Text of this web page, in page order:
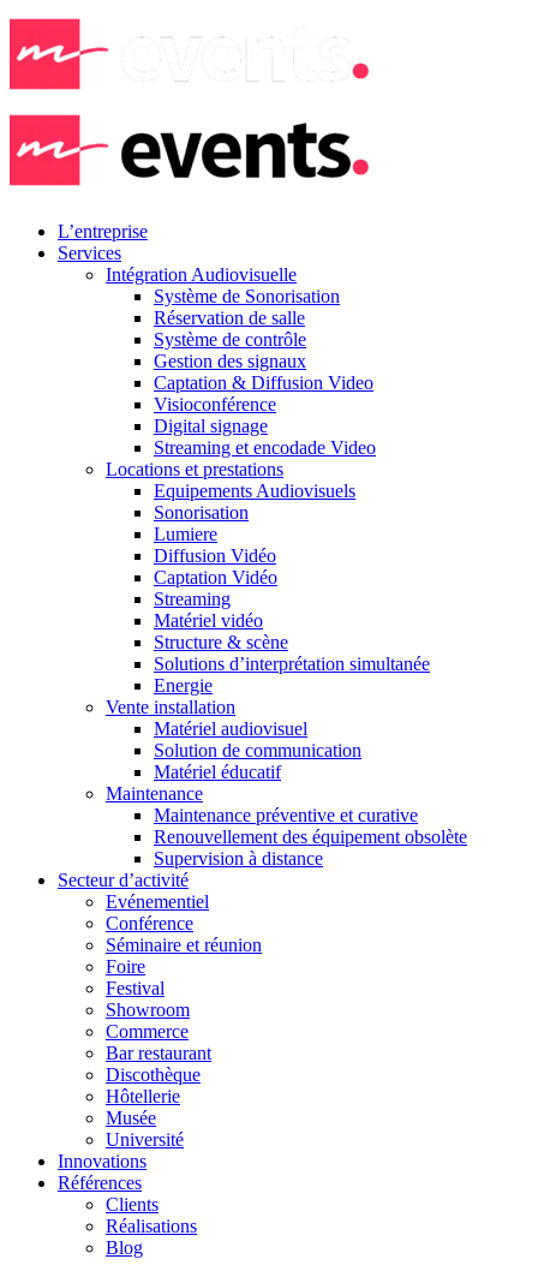
L’entreprise
Services
Intégration Audiovisuelle
Système de Sonorisation
Réservation de salle
Système de contrôle
Gestion des signaux
Captation & Diffusion Video
Visioconférence
Digital signage
Streaming et encodade Video
Locations et prestations
Equipements Audiovisuels
Sonorisation
Lumiere
Diffusion Vidéo
Captation Vidéo
Streaming
Matériel vidéo
Structure & scène
Solutions d’interprétation simultanée
Energie
Vente installation
Matériel audiovisuel
Solution de communication
Matériel éducatif
Maintenance
Maintenance préventive et curative
Renouvellement des équipement obsolète
Supervision à distance
Secteur d’activité
Evénementiel
Conférence
Séminaire et réunion
Foire
Festival
Showroom
Commerce
Bar restaurant
Discothèque
Hôtellerie
Musée
Université
Innovations
Références
Clients
Réalisations
Blog